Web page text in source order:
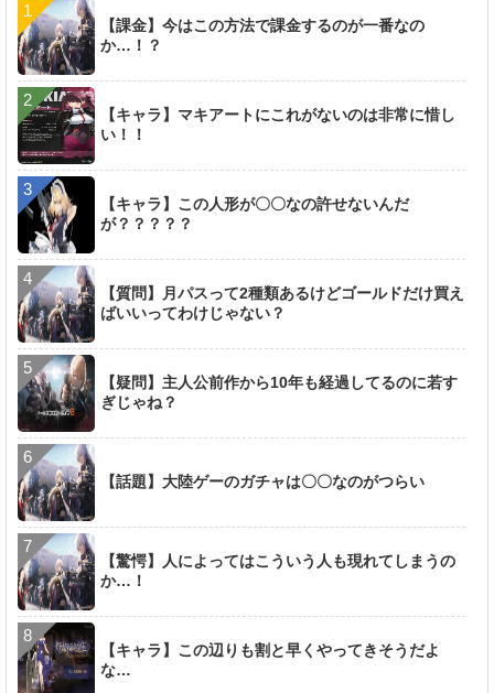
【課金】今はこの方法で課金するのが一番なの
か…！？
【キャラ】マキアートにこれがないのは非常に惜し
い！！
【キャラ】この人形が〇〇なの許せないんだ
が？？？？？
【質問】月パスって2種類あるけどゴールドだけ買え
ばいいってわけじゃない？
【疑問】主人公前作から10年も経過してるのに若す
ぎじゃね？
【話題】大陸ゲーのガチャは〇〇なのがつらい
【驚愕】人によってはこういう人も現れてしまうの
か…！
【キャラ】この辺りも割と早くやってきそうだよ
な…